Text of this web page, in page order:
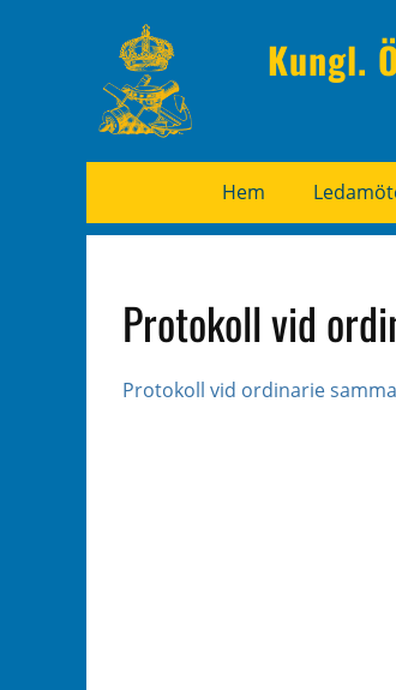
Kungl.
Hem
Protokoll vid
Protokoll vid ordinarie